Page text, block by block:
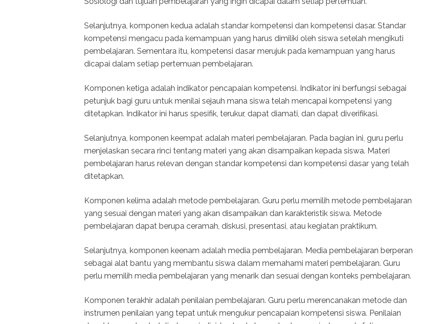
Selanjutnya, komponen kedua adalah standar kompetensi dan kompetensi dasar. Standar
kompetensi mengacu pada kemampuan yang harus dimiliki oleh siswa setelah mengikuti
pembelajaran. Sementara itu, kompetensi dasar merujuk pada kemampuan yang harus
dicapai dalam setiap pertemuan pembelajaran.
Komponen ketiga adalah indikator pencapaian kompetensi. Indikator ini berfungsi sebagai
petunjuk bagi guru untuk menilai sejauh mana siswa telah mencapai kompetensi yang
ditetapkan. Indikator ini harus spesifik, terukur, dapat diamati, dan dapat diverifikasi.
Selanjutnya, komponen keempat adalah materi pembelajaran. Pada bagian ini, guru perlu
menjelaskan secara rinci tentang materi yang akan disampaikan kepada siswa. Materi
pembelajaran harus relevan dengan standar kompetensi dan kompetensi dasar yang telah
ditetapkan.
Komponen kelima adalah metode pembelajaran. Guru perlu memilih metode pembelajaran
yang sesuai dengan materi yang akan disampaikan dan karakteristik siswa. Metode
pembelajaran dapat berupa ceramah, diskusi, presentasi, atau kegiatan praktikum.
Selanjutnya, komponen keenam adalah media pembelajaran. Media pembelajaran berperan
sebagai alat bantu yang membantu siswa dalam memahami materi pembelajaran. Guru
perlu memilih media pembelajaran yang menarik dan sesuai dengan konteks pembelajaran.
Komponen terakhir adalah penilaian pembelajaran. Guru perlu merencanakan metode dan
instrumen penilaian yang tepat untuk mengukur pencapaian kompetensi siswa. Penilaian